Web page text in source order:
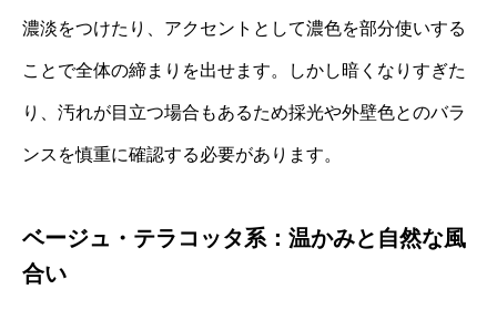
濃淡をつけたり、アクセントとして濃色を部分使いする
ことで全体の締まりを出せます。しかし暗くなりすぎた
り、汚れが目立つ場合もあるため採光や外壁色とのバラ
ンスを慎重に確認する必要があります。
ベージュ・テラコッタ系：温かみと自然な風
合い